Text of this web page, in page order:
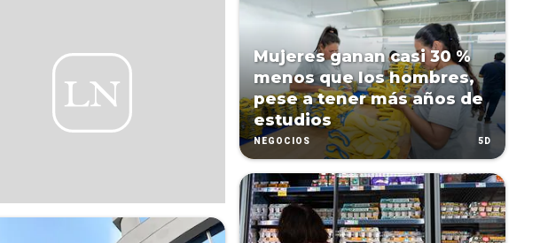
Mujeres ganan casi 30 %
menos que los hombres,
pese a tener más años de
estudios
NEGOCIOS 5D